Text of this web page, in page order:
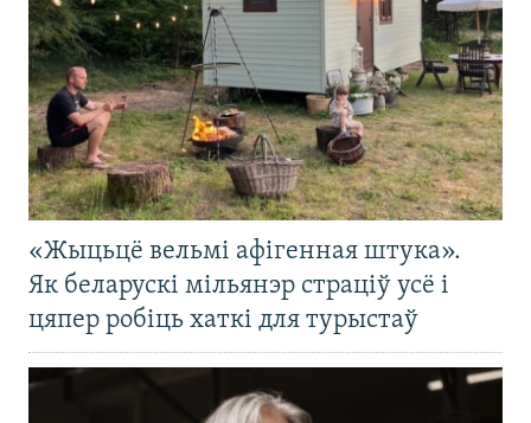
«Жыцьцё вельмі афігенная штука».
Як беларускі мільянэр страціў усё і
цяпер робіць хаткі для турыстаў